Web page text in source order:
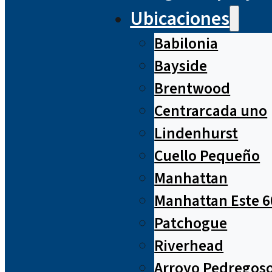
Ubicaciones
Babilonia
Bayside
Brentwood
Centrarcada uno
Lindenhurst
Cuello Pequeño
Manhattan
Manhattan Este
Patchogue
Riverhead